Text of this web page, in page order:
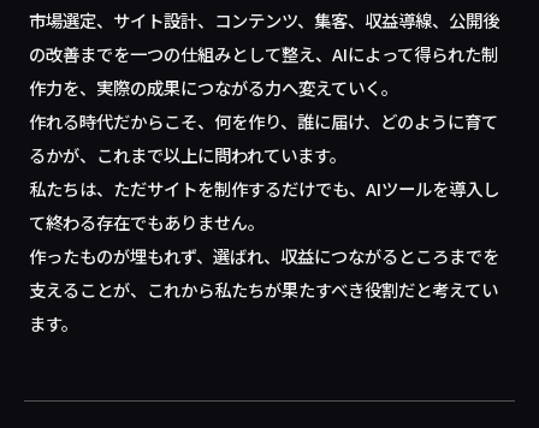
市場選定、サイト設計、コンテンツ、集客、収益導線、公開後
の改善までを一つの仕組みとして整え、AIによって得られた制
作力を、実際の成果につながる力へ変えていく。
作れる時代だからこそ、何を作り、誰に届け、どのように育て
るかが、これまで以上に問われています。
私たちは、ただサイトを制作するだけでも、AIツールを導入し
て終わる存在でもありません。
作ったものが埋もれず、選ばれ、収益につながるところまでを
支えることが、これから私たちが果たすべき役割だと考えてい
ます。